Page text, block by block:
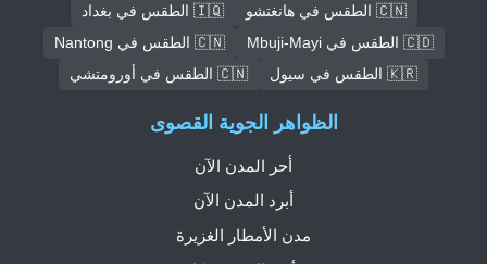
🇨🇳 الطقس في هانغتشو
🇮🇶 الطقس في بغداد
🇨🇩 الطقس في Mbuji-Mayi
🇨🇳 الطقس في Nantong
🇰🇷 الطقس في سيول
🇨🇳 الطقس في أورومتشي
الظواهر الجوية القصوى
أحر المدن الآن
أبرد المدن الآن
مدن الأمطار الغزيرة